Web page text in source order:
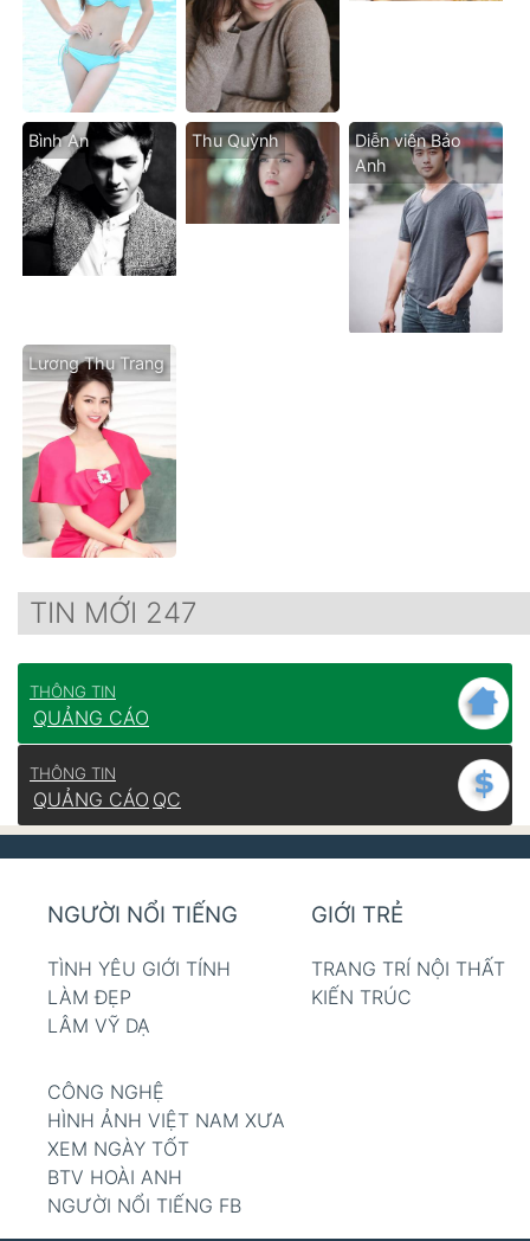
Bình An Thu Quỳnh
Diễn viên Bảo
Anh
Lương Thu Trang
TIN MỚI 247
THÔNG TIN
QUẢNG CÁO
THÔNG TIN
QUẢNG CÁO QC
NGƯỜI NỔI TIẾNG
TÌNH YÊU GIỚI TÍNH
LÀM ĐẸP
LÂM VỸ DẠ
GIỚI TRẺ
TRANG TRÍ NỘI THẤT
KIẾN TRÚC
CÔNG NGHỆ
HÌNH ẢNH VIỆT NAM XƯA
XEM NGÀY TỐT
BTV HOÀI ANH
NGƯỜI NỔI TIẾNG FB